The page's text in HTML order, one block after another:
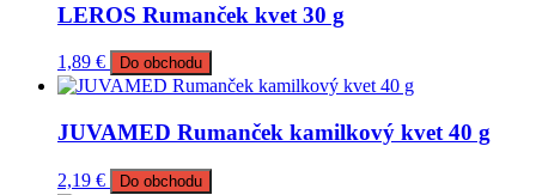
LEROS Rumanček kvet 30 g
1,89 € Do obchodu
JUVAMED Rumanček kamilkový kvet 40 g
2,19 € Do obchodu